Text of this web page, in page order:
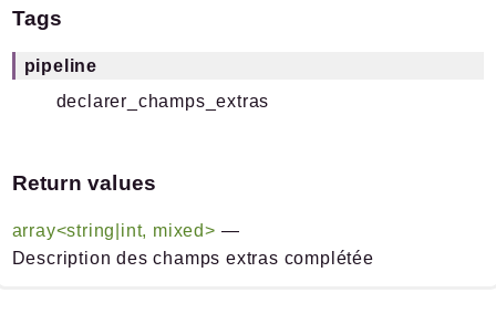
Tags
pipeline
declarer_champs_extras
Return values
array<string|int, mixed> —
Description des champs extras complétée